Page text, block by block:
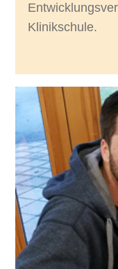
Klinikschule.